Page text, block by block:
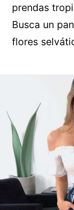
prendas
Busca un
flores